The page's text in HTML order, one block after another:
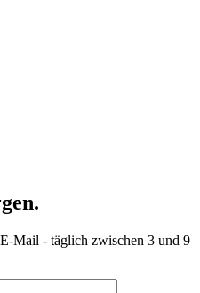
Mail - täglich zwischen 3 und 9